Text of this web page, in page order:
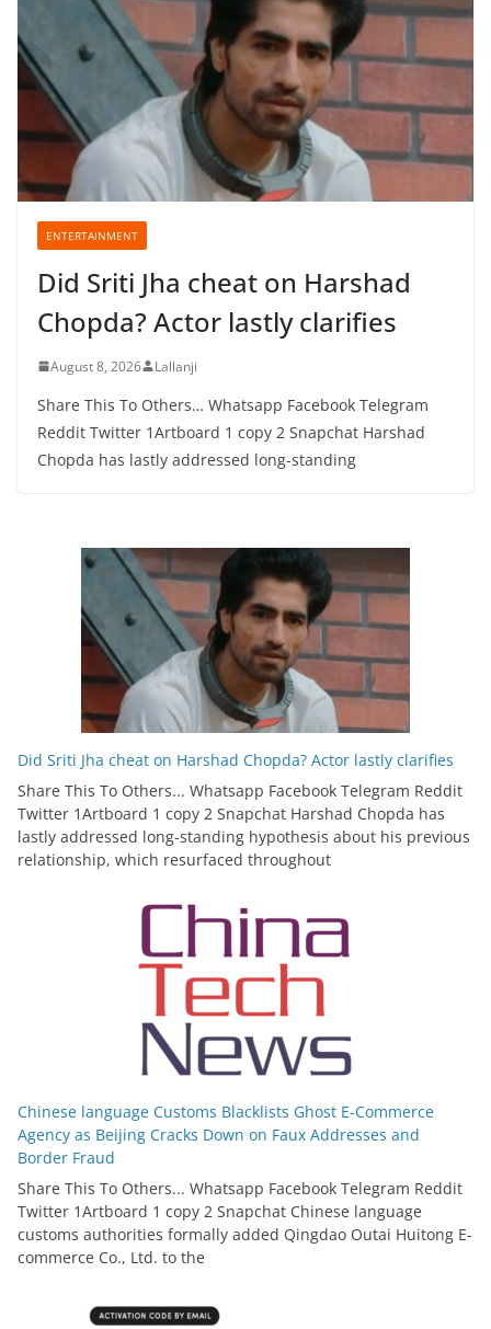
ENTERTAINMENT
Did Sriti Jha cheat on Harshad
Chopda? Actor lastly clarifies
August 8, 2026 Lallanji
Share This To Others… Whatsapp Facebook Telegram
Reddit Twitter 1Artboard 1 copy 2 Snapchat Harshad
Chopda has lastly addressed long-standing
Did Sriti Jha cheat on Harshad Chopda? Actor lastly clarifies
Share This To Others... Whatsapp Facebook Telegram Reddit
Twitter 1Artboard 1 copy 2 Snapchat Harshad Chopda has
lastly addressed long-standing hypothesis about his previous
relationship, which resurfaced throughout
Chinese language Customs Blacklists Ghost E-Commerce
Agency as Beijing Cracks Down on Faux Addresses and
Border Fraud
Share This To Others... Whatsapp Facebook Telegram Reddit
Twitter 1Artboard 1 copy 2 Snapchat Chinese language
customs authorities formally added Qingdao Outai Huitong E-
commerce Co., Ltd. to the